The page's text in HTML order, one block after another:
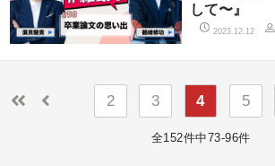
して〜』
2023.12.12
2 3 4 5
全152件中73-96件